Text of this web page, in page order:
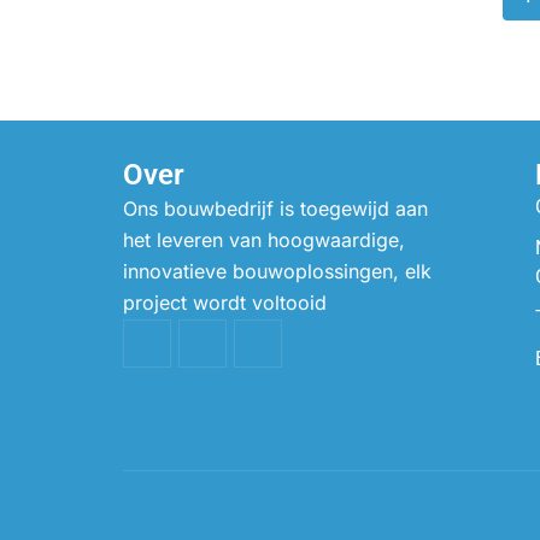
Over
Ons bouwbedrijf is toegewijd aan
het leveren van hoogwaardige,
innovatieve bouwoplossingen, elk
project wordt voltooid